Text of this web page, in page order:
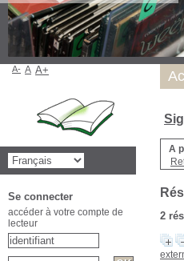
A
2
A- A A+
Se connecter
accéder à votre compte de
lecteur